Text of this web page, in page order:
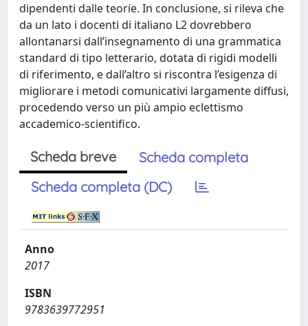
dipendenti dalle teorie. In conclusione, si rileva che
da un lato i docenti di italiano L2 dovrebbero
allontanarsi dall’insegnamento di una grammatica
standard di tipo letterario, dotata di rigidi modelli
di riferimento, e dall’altro si riscontra l’esigenza di
migliorare i metodi comunicativi largamente diffusi,
procedendo verso un più ampio eclettismo
accademico-scientifico.
Scheda breve
Scheda completa
Scheda completa (DC)
Anno
2017
ISBN
9783639772951